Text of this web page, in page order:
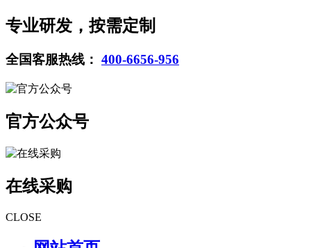
专业研发，按需定制
全国客服热线： 400-6656-956
官方公众号
在线采购
CLOSE